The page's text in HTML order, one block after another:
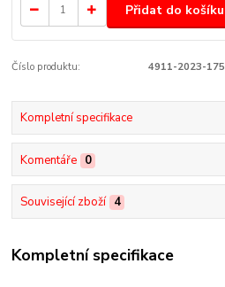
Přidat do košíku
Číslo produktu: 4911-2023-175
Kompletní specifikace
Komentáře 0
Související zboží 4
Kompletní specifikace